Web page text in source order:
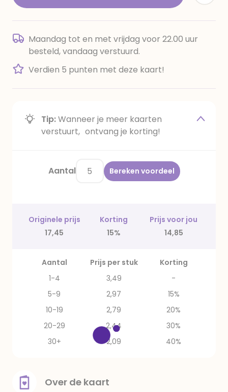
Maandag tot en met vrijdag voor 22.00 uur
besteld, vandaag verstuurd.
Verdien 5 punten met deze kaart!
Tip:Wanneer je meer kaarten
verstuurt, ontvang je korting!
Aantal Bereken voordeel
Originele prijs Korting
Prijs voor jou
17,45
15% 14,85
Aantal Prijs per stuk
Korting
1-4
3,49
-
5-9
2,97
15%
10-19
2,79
20%
20-29
2,44
30%
30+
2,09 40%
Over de kaart